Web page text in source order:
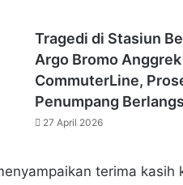
Tragedi di Stasiun
Argo Bromo
CommuterLine,
Penumpang
27 April 2026
terima kasih